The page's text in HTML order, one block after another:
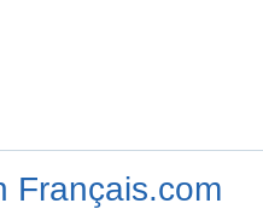
Français.com